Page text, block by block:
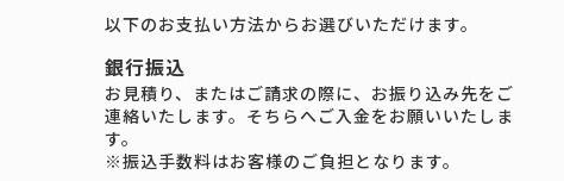
以下のお支払い方法からお選びいただけます。
銀行振込
お見積り、またはご請求の際に、お振り込み先をご
連絡いたします。そちらへご入金をお願いいたしま
す。
※振込手数料はお客様のご負担となります。